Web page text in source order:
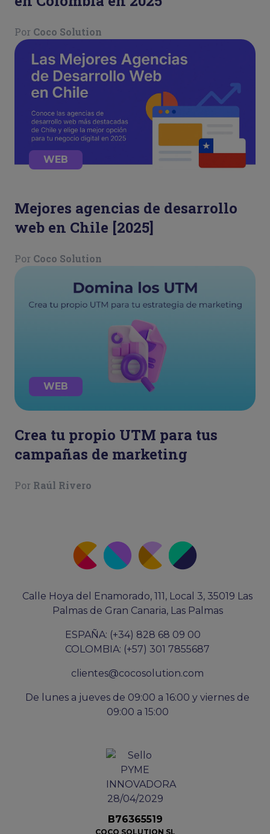
Por Coco Solution
WEB
Mejores agencias de desarrollo
web en Chile [2025]
Por Coco Solution
WEB
Crea tu propio UTM para tus
campañas de marketing
Por Raúl Rivero
Calle Hoya del Enamorado, 111, Local 3, 35019 Las
Palmas de Gran Canaria, Las Palmas
ESPAÑA: (+34) 828 68 09 00
COLOMBIA: (+57) 301 7855687
clientes@cocosolution.com
De lunes a jueves de 09:00 a 16:00 y viernes de
09:00 a 15:00
B76365519
COCO SOLUTION SL